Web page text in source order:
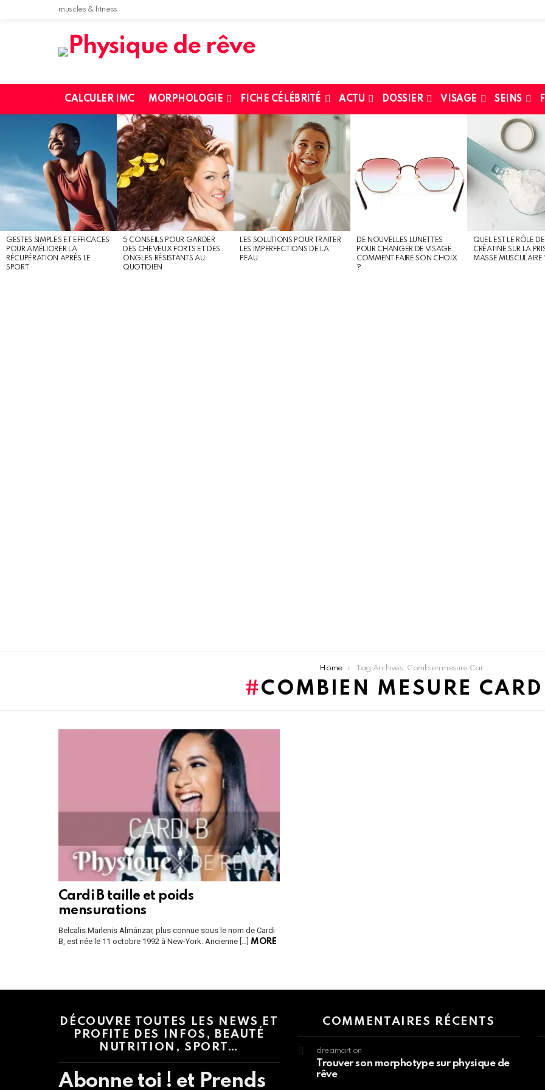
muscles & fitness
CALCULER IMC MORPHOLOGIE FICHE CÉLÉBRITÉ ACTU DOSSIER VISAGE SEINS
GESTES SIMPLES ET EFFICACES
POUR AMÉLIORER LA
RÉCUPÉRATION APRÈS LE
SPORT
5 CONSEILS POUR GARDER
DES CHEVEUX FORTS ET DES
ONGLES RÉSISTANTS AU
QUOTIDIEN
LES SOLUTIONS POUR TRAITER
LES IMPERFECTIONS DE LA
PEAU
DE NOUVELLES LUNETTES
POUR CHANGER DE VISAGE :
COMMENT FAIRE SON CHOIX
?
QUEL EST LE RÔLE
CRÉATINE SUR LA
MASSE MUSCULAIRE
Home Tag Archives: Combien mesure Cardi B
COMBIEN MESURE
Cardi B taille et poids
mensurations
Belcalis Marlenis Almánzar, plus connue sous le nom de Cardi
B, est née le 11 octobre 1992 à New-York. Ancienne […] MORE
DÉCOUVRE TOUTES LES NEWS ET
PROFITE DES INFOS, BEAUTÉ
NUTRITION, SPORT…
Abonne toi ! et Prends
COMMENTAIRES RÉCENTS
dreamart on
Trouver son morphotype sur physique de
rêve